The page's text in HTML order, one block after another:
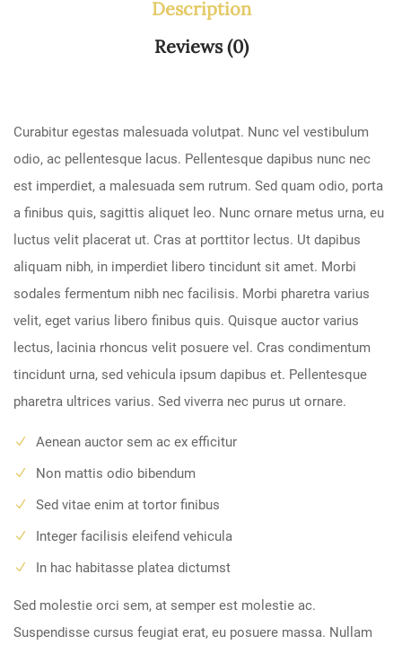
Description
Reviews (0)
Curabitur egestas malesuada volutpat. Nunc vel vestibulum
odio, ac pellentesque lacus. Pellentesque dapibus nunc nec
est imperdiet, a malesuada sem rutrum. Sed quam odio, porta
a finibus quis, sagittis aliquet leo. Nunc ornare metus urna, eu
luctus velit placerat ut. Cras at porttitor lectus. Ut dapibus
aliquam nibh, in imperdiet libero tincidunt sit amet. Morbi
sodales fermentum nibh nec facilisis. Morbi pharetra varius
velit, eget varius libero finibus quis. Quisque auctor varius
lectus, lacinia rhoncus velit posuere vel. Cras condimentum
tincidunt urna, sed vehicula ipsum dapibus et. Pellentesque
pharetra ultrices varius. Sed viverra nec purus ut ornare.
Aenean auctor sem ac ex efficitur
Non mattis odio bibendum
Sed vitae enim at tortor finibus
Integer facilisis eleifend vehicula
In hac habitasse platea dictumst
Sed molestie orci sem, at semper est molestie ac.
Suspendisse cursus feugiat erat, eu posuere massa. Nullam